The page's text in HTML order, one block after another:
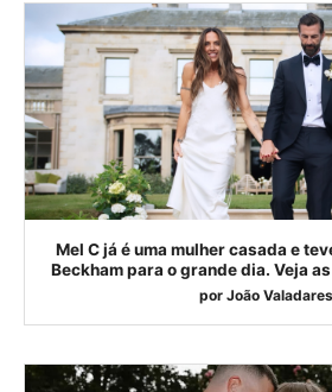
Mel C já é uma mulher casada e
Beckham para o grande dia. Veja
por João Valadares